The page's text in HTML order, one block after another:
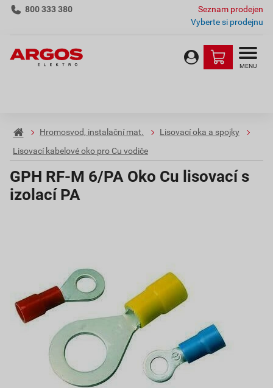
800 333 380
Seznam prodejen
Vyberte si prodejnu
MENU
Hromosvod, instalační mat.
Lisovací oka a spojky
Lisovací kabelové oko pro Cu vodiče
GPH RF-M 6/PA Oko Cu lisovací s
izolací PA